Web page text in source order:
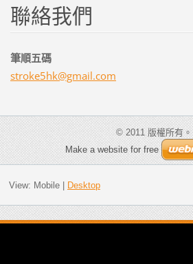
聯絡我們
筆順五碼
stroke5hk@gmail.com
© 2011 版權所有。
Make a website for free
View: Mobile| Desktop